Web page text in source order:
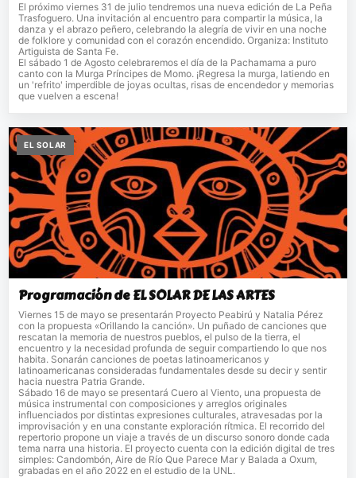
El próximo viernes 31 de julio tendremos una nueva edición de La Peña
Trasfoguero. Una invitación al encuentro para compartir la música, la
danza y el abrazo peñero, celebrando la alegría de vivir en una noche
de folklore y comunidad con el corazón encendido. Organiza: Instituto
Artiguista de Santa Fe.
El sábado 1 de Agosto celebraremos el día de la Pachamama a puro
canto con la Murga Príncipes de Momo. ¡Regresa la murga, latiendo en
un 'refrito' imperdible de joyas ocultas, risas de encendedor y memorias
que vuelven a escena!
EL SOLAR
Programación de EL SOLAR DE LAS ARTES
Viernes 15 de mayo se presentarán Proyecto Peabirú y Natalia Pérez
con la propuesta «Orillando la canción». Un puñado de canciones que
rescatan la memoria de nuestros pueblos, el pulso de la tierra, el
encuentro y la necesidad profunda de seguir compartiendo lo que nos
habita. Sonarán canciones de poetas latinoamericanos y
latinoamericanas consideradas fundamentales desde su decir y sentir
hacia nuestra Patria Grande.
Sábado 16 de mayo se presentará Cuero al Viento, una propuesta de
música instrumental con composiciones y arreglos originales
influenciados por distintas expresiones culturales, atravesadas por la
improvisación y en una constante exploración rítmica. El recorrido del
repertorio propone un viaje a través de un discurso sonoro donde cada
tema narra una historia. El proyecto cuenta con la edición digital de tres
simples: Candombón, Aire de Río Que Parece Mar y Balada a Oxum,
grabadas en el año 2022 en el estudio de la UNL.